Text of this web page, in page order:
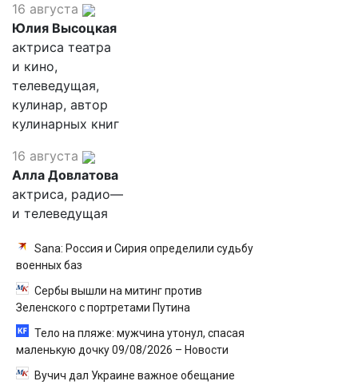
16 августа
Юлия Высоцкая
актриса театра
и кино,
телеведущая,
кулинар, автор
кулинарных книг
16 августа
Алла Довлатова
актриса, радио—
и телеведущая
Sana: Россия и Сирия определили судьбу
военных баз
Сербы вышли на митинг против
Зеленского с портретами Путина
Тело на пляже: мужчина утонул, спасая
маленькую дочку 09/08/2026 – Новости
Вучич дал Украине важное обещание